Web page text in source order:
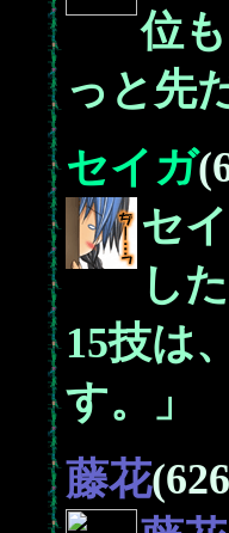
位
っと先
セイガ
セ
し
15技は
す。」
藤花